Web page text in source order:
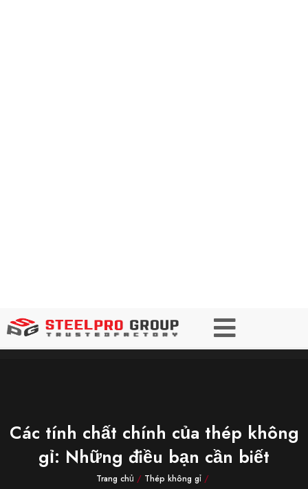
Các tính chất chính của thép không
gỉ: Những điều bạn cần biết
Trang chủ / Thép không gỉ /